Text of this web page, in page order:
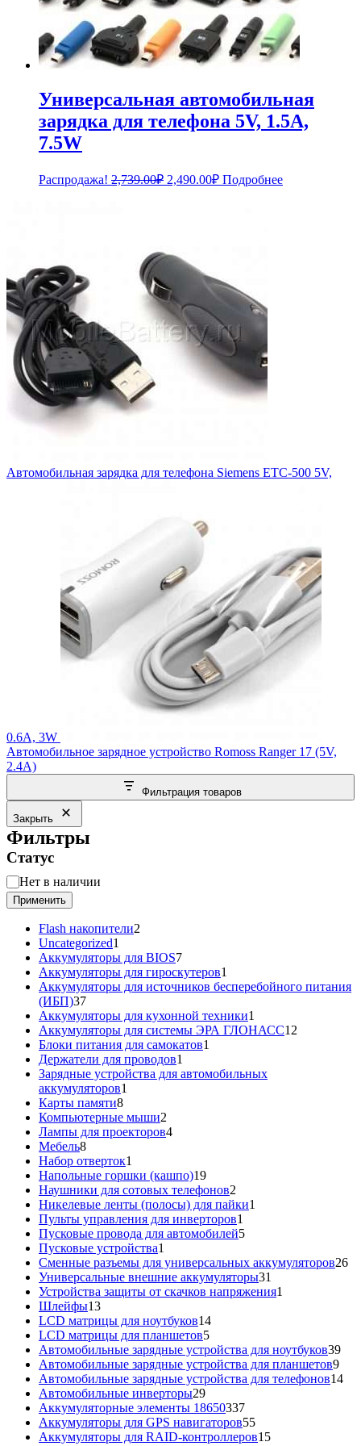
Универсальная автомобильная
зарядка для телефона 5V, 1.5A,
7.5W
Распродажа! 2,739.00₽ Первоначальная
2,490.00₽Текущая
цена:
Подробнее
Автомобильная зарядка для телефона Siemens ETC-500 5V,
0.6A, 3W
Автомобильное зарядное устройство Romoss Ranger 17 (5V,
2.4A)
Фильтрация товаров
Закрыть
Фильтры
Статус
Статус
Нет в наличии
Применить
Flash накопители2
Uncategorized1
товар
Аккумуляторы для BIOS77
товаров
Аккумуляторы для гироскутеров1
товар
Аккумуляторы для источников бесперебойного питания
(ИБП)3737
товаров
Аккумуляторы для кухонной техники1
товар
Аккумуляторы для системы ЭРА ГЛОНАСС12
Блоки питания для самокатов1
Держатели для проводов1
товар
Зарядные устройства для автомобильных
аккумуляторов1
Карты памяти88
товаров
Компьютерные мыши2
товара
Лампы для проекторов44
Мебель88
товаров
Набор отверток1
товар
Напольные горшки (кашпо)1919
товаров
Наушники для сотовых телефонов2
товара
Никелевые ленты (полосы) для пайки1
Пульты управления для инверторов1
товар
Пусковые провода для автомобилей55
Пусковые устройства1
товар
Сменные разъемы для универсальных аккумуляторов2626
Универсальные внешние аккумуляторы31
товар
Устройства защиты от скачков напряжения1
Шлейфы1313
товаров
LCD матрицы для ноутбуков1414
LCD матрицы для планшетов55
товаров
Автомобильные зарядные устройства для ноутбуков3939
Автомобильные зарядные устройства для планшетов99
Автомобильные зарядные устройства для телефонов1414
Автомобильные инверторы2929
товаров
Аккумуляторные элементы 18650337337
товаров
Аккумуляторы для GPS навигаторов5555
товаров
Аккумуляторы для RAID-контроллеров1515